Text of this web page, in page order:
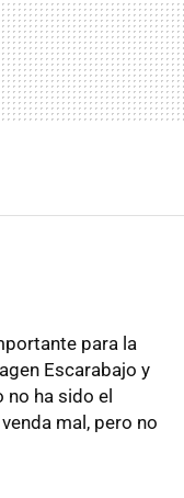
para la
Escarabajo y
no ha sido el
mal, pero no